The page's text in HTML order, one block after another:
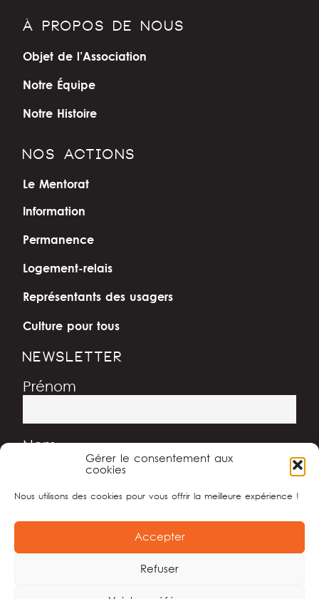
Gérer le consentement aux
cookies
Nous utilisons des cookies pour vous offrir la meilleure expérience !
Accepter
Refuser
À PROPOS DE NOUS
Objet de l’Association
Notre Équipe
Notre Histoire
NOS ACTIONS
Le Mentorat
Information
Permanence
Logement-relais
Représentants des usagers
Culture pour tous
NEWSLETTER
Prénom
Nom
Adresse e-mail